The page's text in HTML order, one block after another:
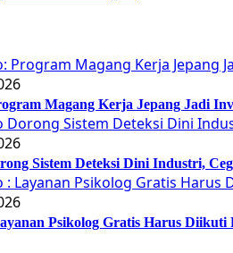
Magang Kerja Jepang Jadi
Sistem Deteksi Dini Industri,
Psikolog Gratis Harus Diikuti